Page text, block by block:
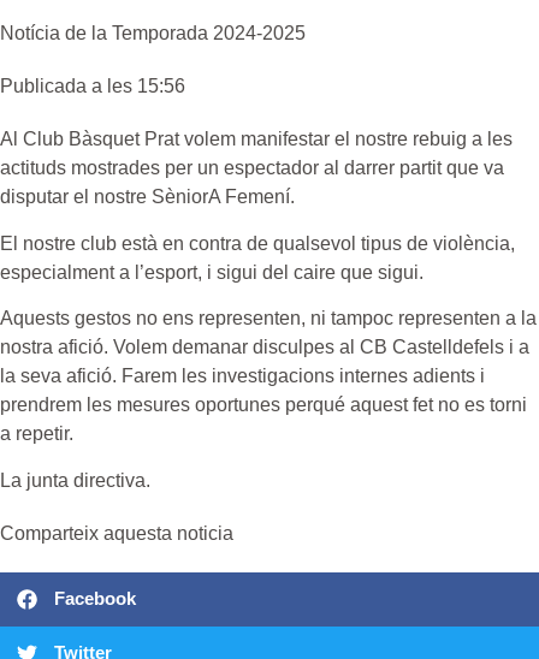
Notícia de la Temporada 2024-2025
Publicada a les 15:56
Al Club Bàsquet Prat volem manifestar el nostre rebuig a les
actituds mostrades per un espectador al darrer partit que va
disputar el nostre SèniorA Femení.
El nostre club està en contra de qualsevol tipus de violència,
especialment a l’esport, i sigui del caire que sigui.
Aquests gestos no ens representen, ni tampoc representen a la
nostra afició. Volem demanar disculpes al CB Castelldefels i a
la seva afició. Farem les investigacions internes adients i
prendrem les mesures oportunes perqué aquest fet no es torni
a repetir.
La junta directiva.
Comparteix aquesta noticia
Facebook
Twitter